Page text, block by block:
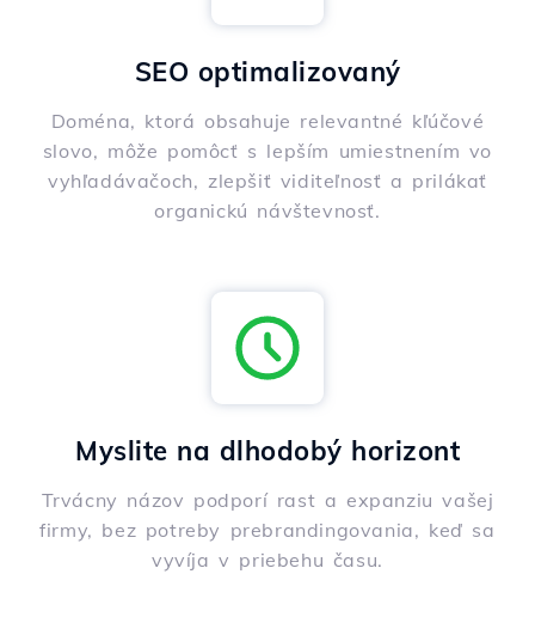
SEO optimalizovaný
Doména, ktorá obsahuje relevantné kľúčové
slovo, môže pomôcť s lepším umiestnením vo
vyhľadávačoch, zlepšiť viditeľnosť a prilákať
organickú návštevnosť.
Myslite na dlhodobý horizont
Trvácny názov podporí rast a expanziu vašej
firmy, bez potreby prebrandingovania, keď sa
vyvíja v priebehu času.